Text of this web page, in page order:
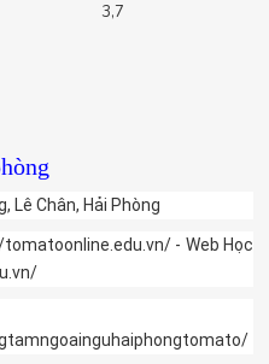
3,7
Lê Chân, Hải Phòng
- Web Học